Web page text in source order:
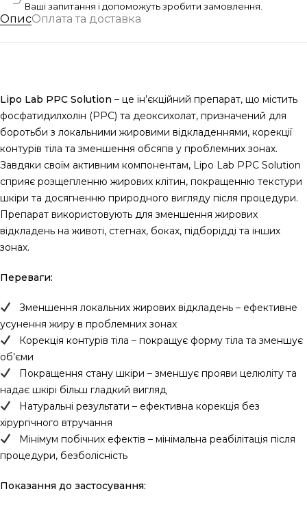
Ваші запитання і допоможуть зробити замовлення.
ОписОплата та доставка
Lipo Lab PPC Solution – це ін’єкційний препарат, що містить
фосфатидилхолін (PPC) та деоксихолат, призначений для
боротьби з локальними жировими відкладеннями, корекції
контурів тіла та зменшення обсягів у проблемних зонах.
Завдяки своїм активним компонентам, Lipo Lab PPC Solution
сприяє розщепленню жирових клітин, покращенню текстури
шкіри та досягненню природного вигляду після процедури.
Препарат використовують для зменшення жирових
відкладень на животі, стегнах, боках, підборідді та інших
зонах.
Переваги:
Зменшення локальних жирових відкладень – ефективне
усунення жиру в проблемних зонах
Корекція контурів тіла – покращує форму тіла та зменшує
об’єми
Покращення стану шкіри – зменшує прояви целюліту та
надає шкірі більш гладкий вигляд
Натуральні результати – ефективна корекція без
хірургічного втручання
Мінімум побічних ефектів – мінімальна реабілітація після
процедури, безболісність
Показання до застосування: